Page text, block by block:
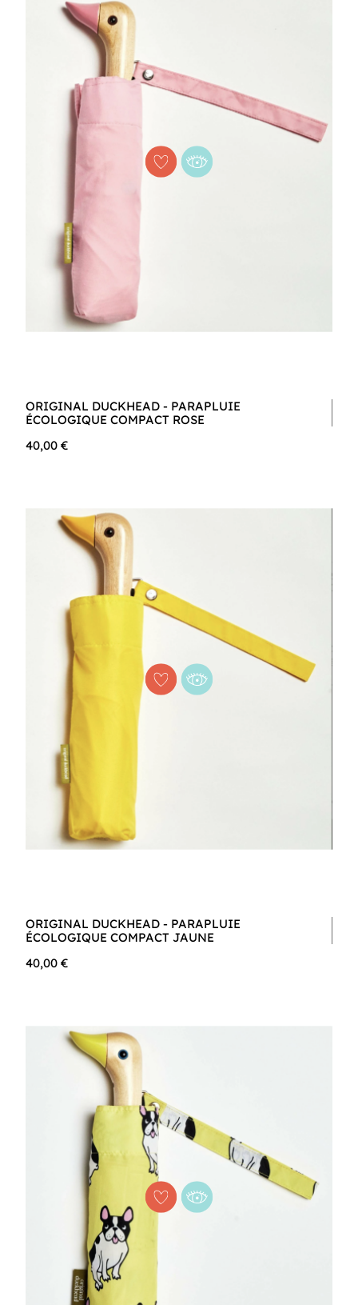
ORIGINAL DUCKHEAD - PARAPLUIE
ÉCOLOGIQUE COMPACT ROSE
40,00 €
ORIGINAL DUCKHEAD - PARAPLUIE
ÉCOLOGIQUE COMPACT JAUNE
40,00 €